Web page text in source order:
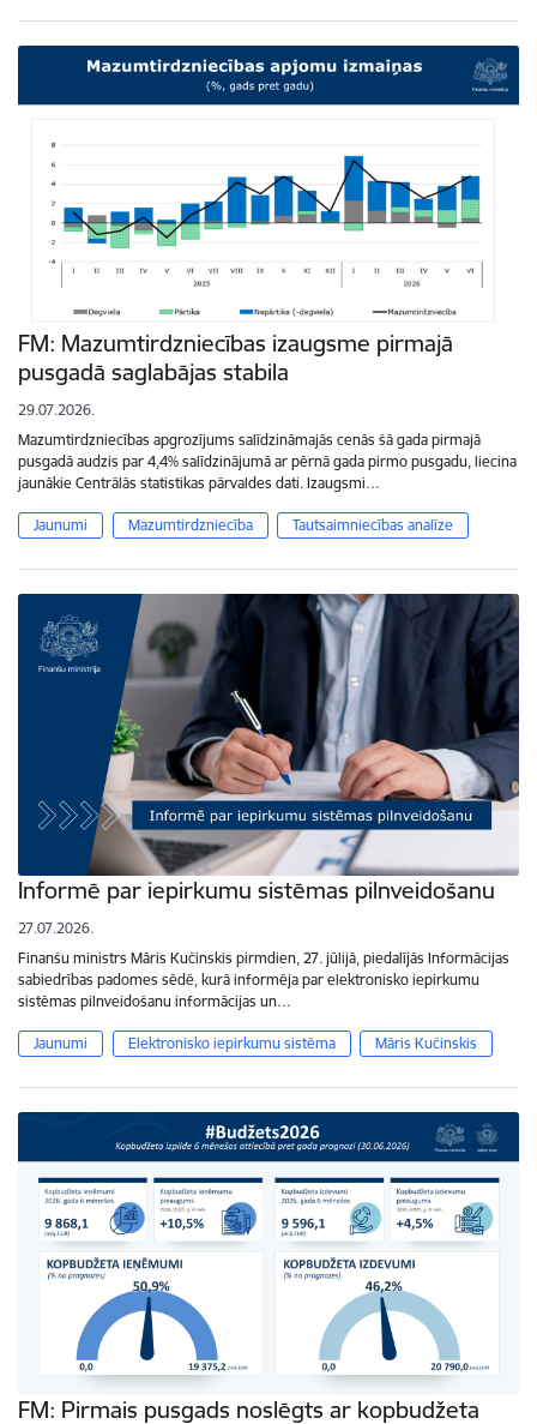
FM: Mazumtirdzniecības izaugsme pirmajā
pusgadā saglabājas stabila
29.07.2026.
Mazumtirdzniecības apgrozījums salīdzināmajās cenās šā gada pirmajā
pusgadā audzis par 4,4% salīdzinājumā ar pērnā gada pirmo pusgadu, liecina
jaunākie Centrālās statistikas pārvaldes dati. Izaugsmi…
Jaunumi Mazumtirdzniecība Tautsaimniecības analīze
Informē par iepirkumu sistēmas pilnveidošanu
27.07.2026.
Finanšu ministrs Māris Kučinskis pirmdien, 27. jūlijā, piedalījās Informācijas
sabiedrības padomes sēdē, kurā informēja par elektronisko iepirkumu
sistēmas pilnveidošanu informācijas un…
Jaunumi Elektronisko iepirkumu sistēma Māris Kučinskis
FM: Pirmais pusgads noslēgts ar kopbudžeta